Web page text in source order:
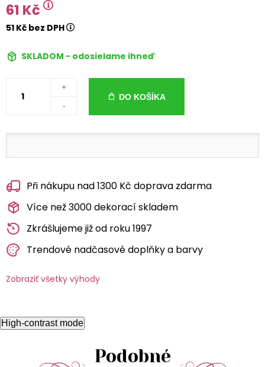
61 Kč
51 Kč bez DPH
SKLADOM - odosielame ihneď
+
-
DO KOŠÍKA
Při nákupu nad 1300 Kč doprava zdarma
Více než 3000 dekorací skladem
Zkrášlujeme již od roku 1997
Trendové nadčasové doplňky a barvy
Zobraziť všetky výhody
High-contrast mode
Podobné